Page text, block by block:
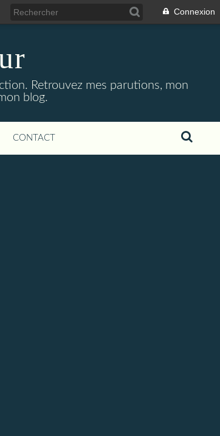
Connexion
Retrouvez mes parutions, mon
blog.
CONTACT